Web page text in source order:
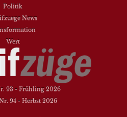
Politik
News
Wert
93 - Frühling 2026
94 - Herbst 2026